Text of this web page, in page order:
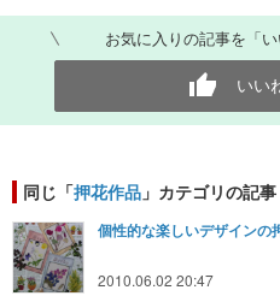
お気に入りの記事を「
いい
同じ「押花作品 」カテゴリの記事
個性的な楽しいデザインの
2010.06.02 20:47